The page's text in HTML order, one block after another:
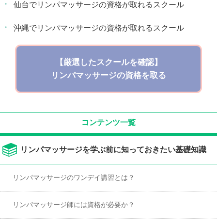
仙台でリンパマッサージの資格が取れるスクール
沖縄でリンパマッサージの資格が取れるスクール
【厳選したスクールを確認】
リンパマッサージの資格を取る
コンテンツ一覧
リンパマッサージを学ぶ前に知っておきたい基礎知識
リンパマッサージのワンデイ講習とは？
リンパマッサージ師には資格が必要か？